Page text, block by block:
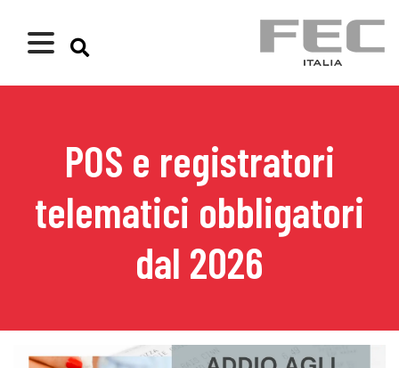
POS e registratori
telematici obbligatori
dal 2026